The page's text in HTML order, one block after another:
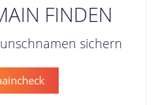
FINDEN
sichern